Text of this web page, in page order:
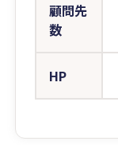
顧問先
数
HP